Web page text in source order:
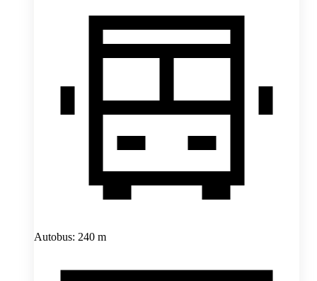
Autobus: 240 m